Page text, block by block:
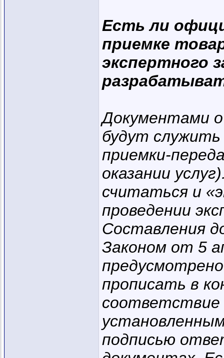
Есть ли
приемке
экспертного
Документами
будут
приемки-
оказании
считаться и
проведении
Составления
Законом от 5
прописать в
соответствие
подписью